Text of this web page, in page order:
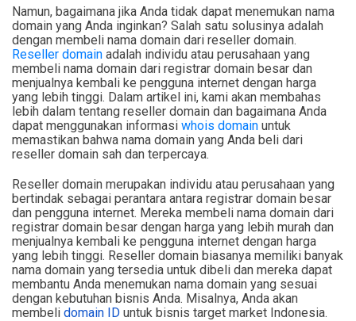
Namun, bagaimana jika Anda tidak dapat menemukan nama
domain yang Anda inginkan? Salah satu solusinya adalah
dengan membeli nama domain dari reseller domain.
Reseller domain adalah individu atau perusahaan yang
membeli nama domain dari registrar domain besar dan
menjualnya kembali ke pengguna internet dengan harga
yang lebih tinggi. Dalam artikel ini, kami akan membahas
lebih dalam tentang reseller domain dan bagaimana Anda
dapat menggunakan informasi whois domain untuk
memastikan bahwa nama domain yang Anda beli dari
reseller domain sah dan terpercaya.
Reseller domain merupakan individu atau perusahaan yang
bertindak sebagai perantara antara registrar domain besar
dan pengguna internet. Mereka membeli nama domain dari
registrar domain besar dengan harga yang lebih murah dan
menjualnya kembali ke pengguna internet dengan harga
yang lebih tinggi. Reseller domain biasanya memiliki banyak
nama domain yang tersedia untuk dibeli dan mereka dapat
membantu Anda menemukan nama domain yang sesuai
dengan kebutuhan bisnis Anda. Misalnya, Anda akan
membeli domain ID untuk bisnis target market Indonesia.